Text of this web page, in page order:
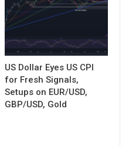
US Dollar Eyes US CPI
for Fresh Signals,
Setups on EUR/USD,
GBP/USD, Gold